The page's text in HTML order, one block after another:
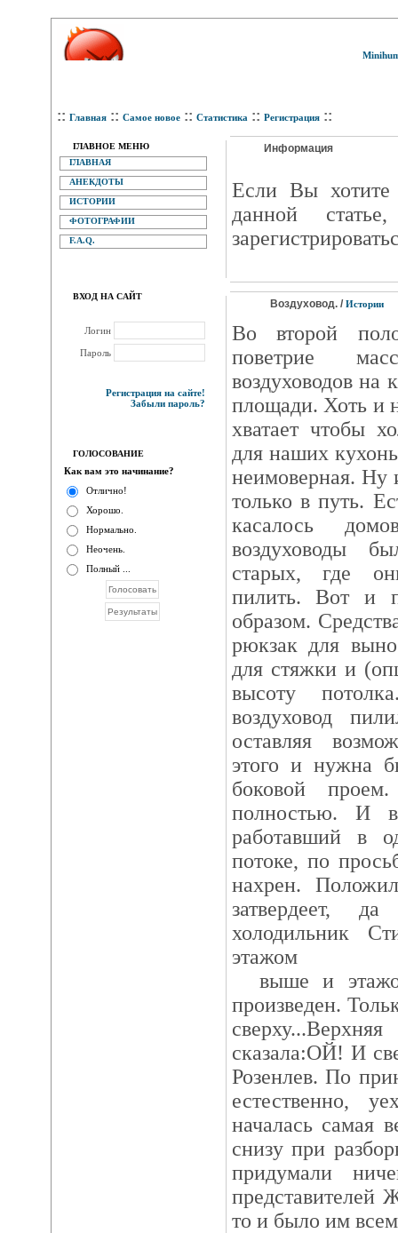
:: Главная :: Самое новое :: Статистика :: Регистрация ::
ГЛАВНОЕ МЕНЮ
ГЛАВНАЯ
АНЕКДОТЫ
ИСТОРИИ
ФОТОГРАФИИ
F.A.Q.
ВХОД НА САЙТ
Логин
Пароль
Регистрация на сайте!
Забыли пароль?
ГОЛОСОВАНИЕ
Как вам это начинание?
Отлично!
Хорошо.
Нормально.
Неочень.
Полный ...
Информация
Eсли Вы хотите
данной
Воздуховод. / Истории
Во второй
поветрие
воздуховодов на
площади. Хоть и
хватает чтобы
для наших
неимоверная. Ну
только в путь.
касалось
воздуховоды
старых, где
пилить. Вот и
образом.
рюкзак для
для стяжки и
высоту
воздуховод
оставляя
этого и нужна
боковой
полностью. И
работавший в
потоке, по
нахрен.
затвердеет,
холодильник
этажом
выше и
произведен.
сказала:ОЙ! И
Розенлев. По
естественно,
началась самая
снизу при
придумали
представителей
то и было им всем